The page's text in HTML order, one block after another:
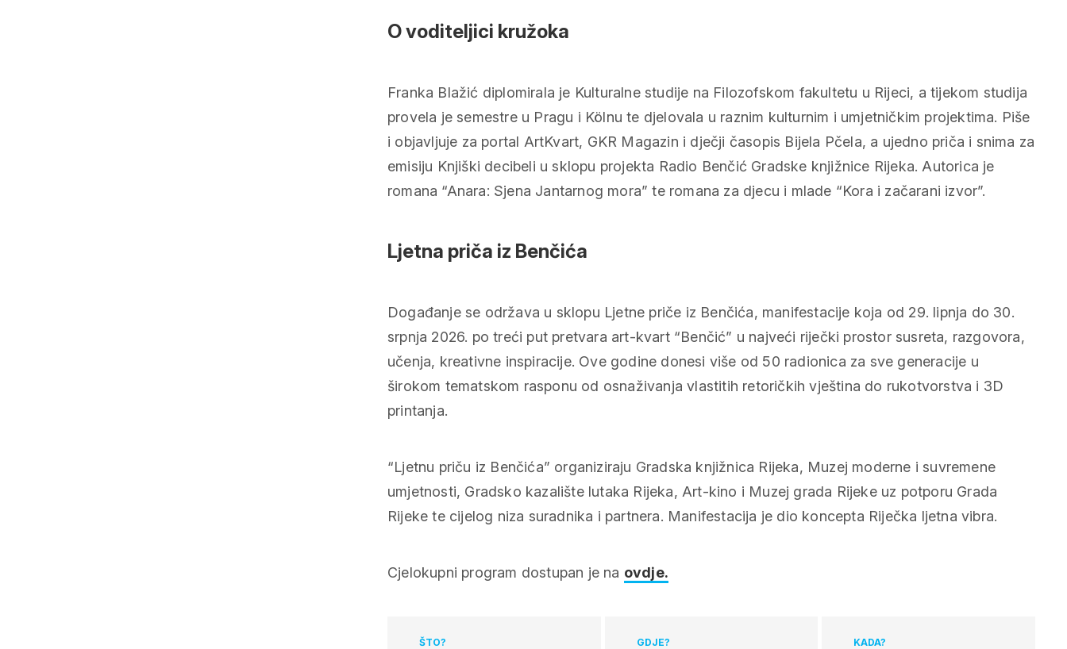
O voditeljici kružoka
Franka Blažić diplomirala je Kulturalne studije na Filozofskom fakultetu u Rijeci, a tijekom studija
provela je semestre u Pragu i Kölnu te djelovala u raznim kulturnim i umjetničkim projektima. Piše
i objavljuje za portal ArtKvart, GKR Magazin i dječji časopis Bijela Pčela, a ujedno priča i snima za
emisiju Knjiški decibeli u sklopu projekta Radio Benčić Gradske knjižnice Rijeka. Autorica je
romana “Anara: Sjena Jantarnog mora” te romana za djecu i mlade “Kora i začarani izvor”.
Ljetna priča iz Benčića
Događanje se održava u sklopu Ljetne priče iz Benčića, manifestacije koja od 29. lipnja do 30.
srpnja 2026. po treći put pretvara art-kvart “Benčić” u najveći riječki prostor susreta, razgovora,
učenja, kreativne inspiracije. Ove godine donesi više od 50 radionica za sve generacije u
širokom tematskom rasponu od osnaživanja vlastitih retoričkih vještina do rukotvorstva i 3D
printanja.
“Ljetnu priču iz Benčića” organiziraju Gradska knjižnica Rijeka, Muzej moderne i suvremene
umjetnosti, Gradsko kazalište lutaka Rijeka, Art-kino i Muzej grada Rijeke uz potporu Grada
Rijeke te cijelog niza suradnika i partnera. Manifestacija je dio koncepta Riječka ljetna vibra.
Cjelokupni program dostupan je na ovdje.
ŠTO? GDJE? KADA?